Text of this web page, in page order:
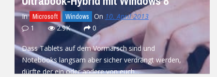
In Microsoft Windows On 10. April 2013
1
2.9K 0
Dass Tablets auf dem Vormarsch sind und
Notebooks langsam aber sicher verdrängt werden,
dürfte der ein oder andere von euch...